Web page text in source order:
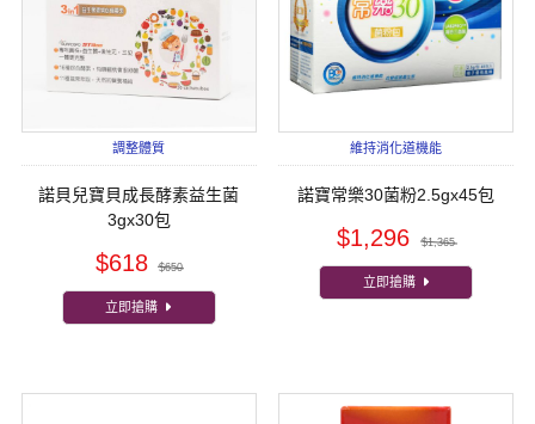
調整體質
諾貝兒寶貝成長酵素益生菌
3gx30包
$618 $650
立即搶購
維持消化道機能
諾寶常樂30菌粉2.5gx45包
$1,296 $1,365
立即搶購